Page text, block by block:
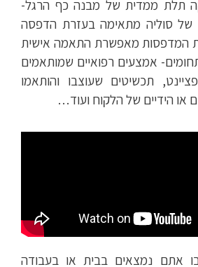
תלת ממדית של מבנה כף הרגל-
של סוליה מתאימה בעזרת הדפסה
המדפסות מאפשרת התאמה אישית
אמצעים רפואיים שמותאמים
תכשיטים שעוצבו והותאמו
או הידיים של הלקוח ועוד…
אתם נמצאים בבית או בעבודה